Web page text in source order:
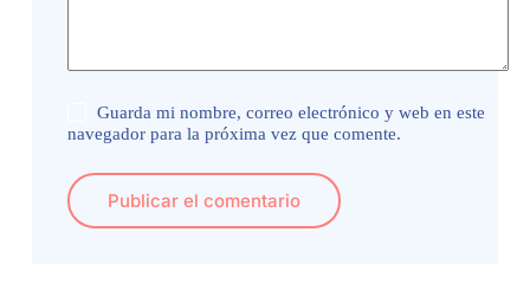
Guarda mi nombre, correo electrónico y web en este
navegador para la próxima vez que comente.
Publicar el comentario